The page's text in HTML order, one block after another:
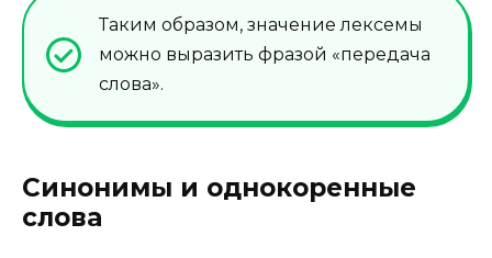
Таким образом, значение лексемы
можно выразить фразой «передача
слова».
Синонимы и однокоренные
слова